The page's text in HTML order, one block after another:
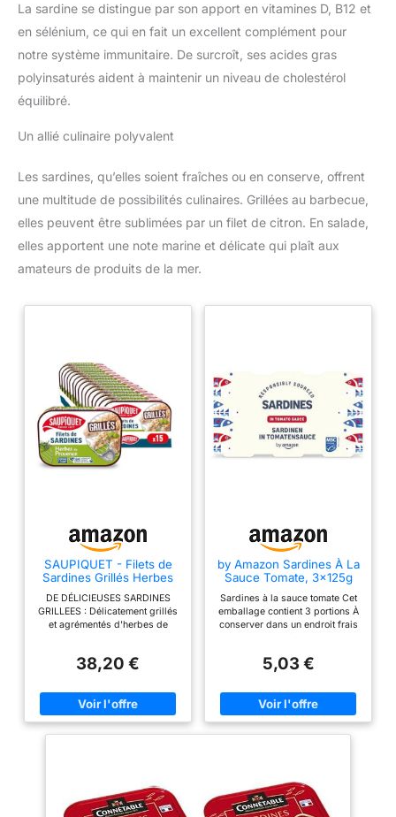
La sardine se distingue par son apport en vitamines D, B12 et
en sélénium, ce qui en fait un excellent complément pour
notre système immunitaire. De surcroît, ses acides gras
polyinsaturés aident à maintenir un niveau de cholestérol
équilibré.
Un allié culinaire polyvalent
Les sardines, qu’elles soient fraîches ou en conserve, offrent
une multitude de possibilités culinaires. Grillées au barbecue,
elles peuvent être sublimées par un filet de citron. En salade,
elles apportent une note marine et délicate qui plaît aux
amateurs de produits de la mer.
SAUPIQUET - Filets de
Sardines Grillés Herbes
de Provence - 15
Conserves
DE DÉLICIEUSES SARDINES
GRILLEES : Délicatement grillés
et agrémentés d'herbes de
dégustés tels quels ou
ou froids. DES FILETS
SOIGNEUSEMENT PRÉPARÉS :
Minutieusement préparés et
de la sardine pour vous régaler
au quotidien. TRAÇABILITÉ
GARANTIE : Ce produit est
38,20 €
by Amazon Sardines À La
Sauce Tomate, 3x125g
Sardines à la sauce tomate Cet
emballage contient 3 portions À
conserver dans un endroit frais
métallique, couvrir et conserver
dans les 2 jours Prêt à
consommer
5,03 €